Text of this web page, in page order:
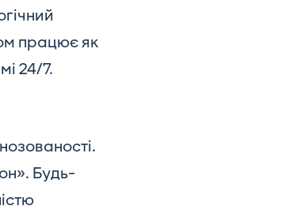
працює як
24/7.
Будь-